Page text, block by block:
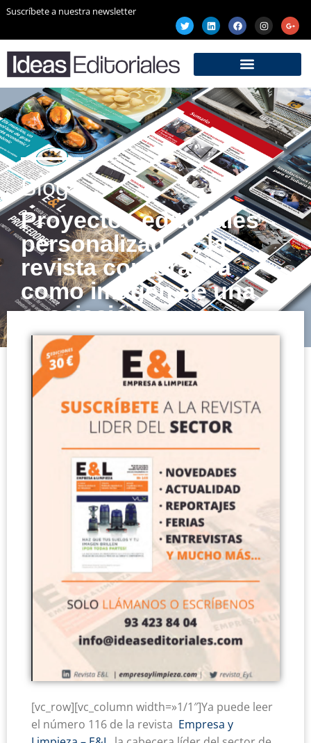
Suscríbete a nuestra newsletter
Blog
Proyectos editoriales
personalizados: la
revista corporativa
como imagen de una
asociación
[vc_row][vc_column width=»1/1″]Ya puede leer
el número 116 de la revista Empresa y